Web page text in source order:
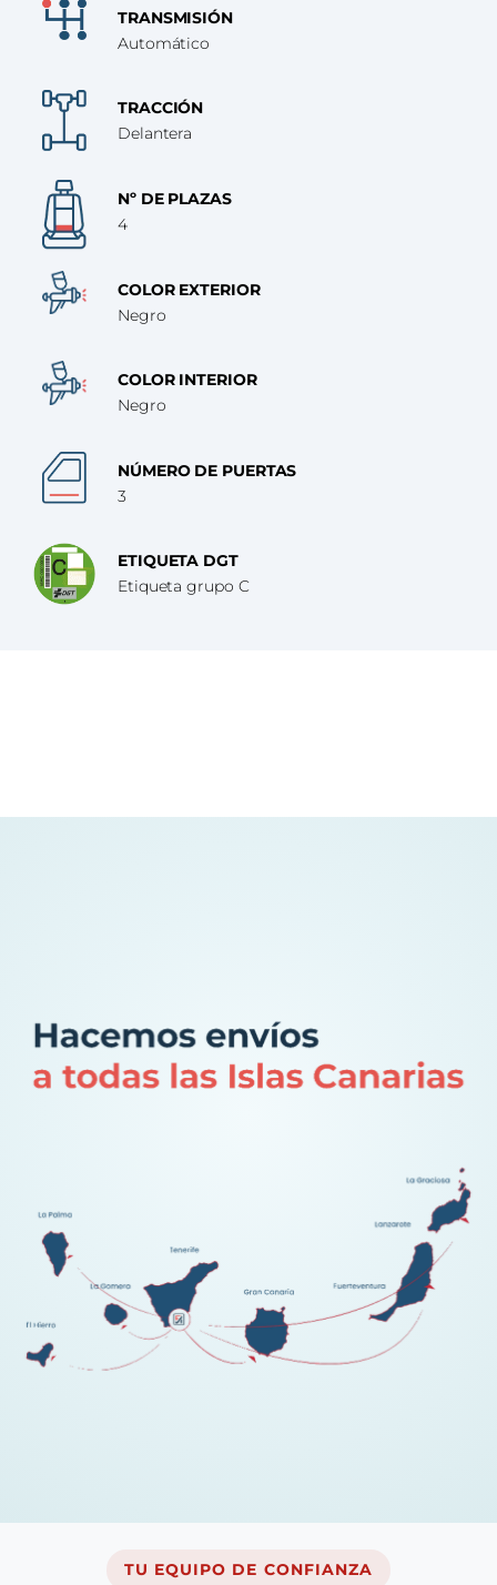
TRANSMISIÓN
Automático
TRACCIÓN
Delantera
Nº DE PLAZAS
4
COLOR EXTERIOR
Negro
COLOR INTERIOR
Negro
NÚMERO DE PUERTAS
3
ETIQUETA DGT
Etiqueta grupo C
TU EQUIPO DE CONFIANZA